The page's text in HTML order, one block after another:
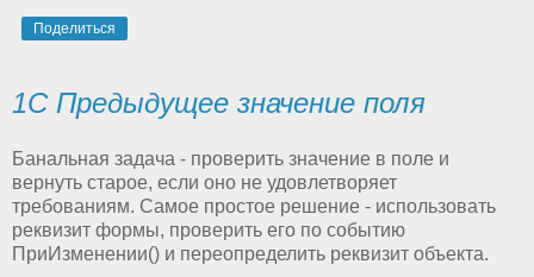
Поделиться
1С Предыдущее значение поля
Банальная задача - проверить значение в поле и
вернуть старое, если оно не удовлетворяет
требованиям. Самое простое решение - использовать
реквизит формы, проверить его по событию
ПриИзменении() и переопределить реквизит объекта.